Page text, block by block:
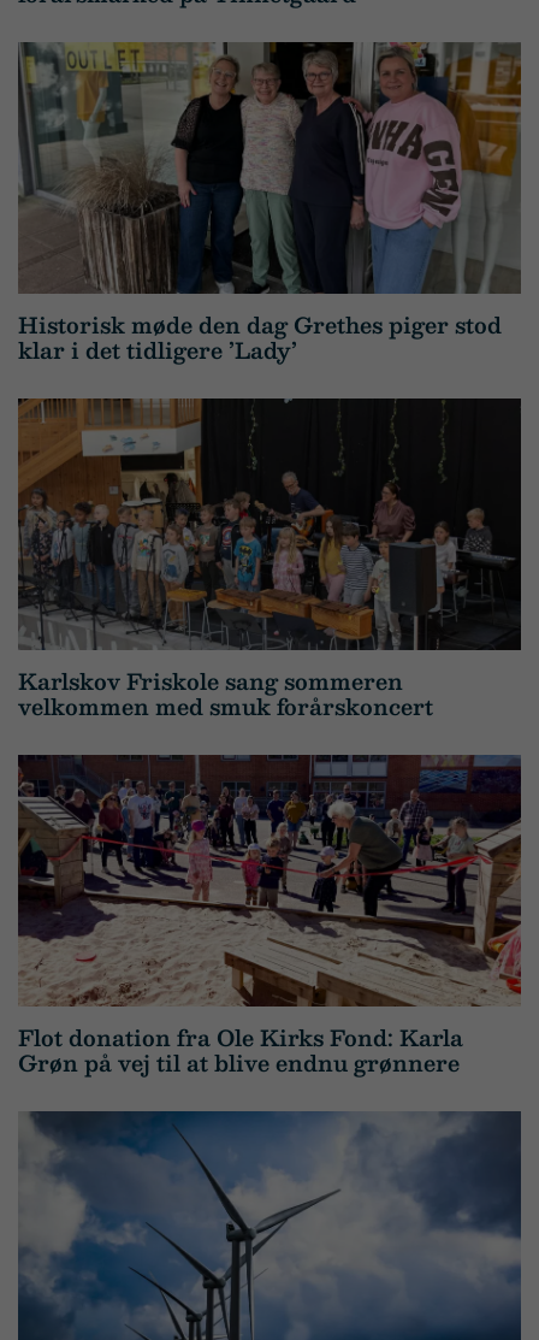
Historisk møde den dag Grethes piger stod
klar i det tidligere ’Lady’
Karlskov Friskole sang sommeren
velkommen med smuk forårskoncert
Flot donation fra Ole Kirks Fond: Karla
Grøn på vej til at blive endnu grønnere